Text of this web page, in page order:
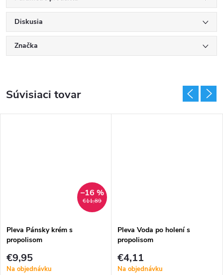
Diskusia
Značka
Súvisiaci tovar
€11,89
–16 %
Pleva Pánsky krém s
propolisom
€9,95
Na objednávku
Pleva Voda po holení s
propolisom
€4,11
Na objednávku